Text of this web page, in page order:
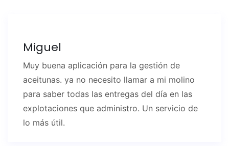
Miguel
Muy buena aplicación para la gestión de
aceitunas. ya no necesito llamar a mi molino
para saber todas las entregas del día en las
explotaciones que administro. Un servicio de
lo más útil.